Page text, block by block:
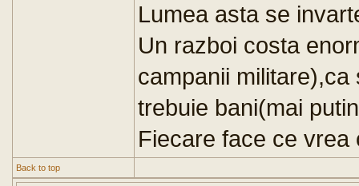
Lumea asta se
Un razboi costa
campanii
trebuie bani(mai
Fiecare face ce vrea
Back to top